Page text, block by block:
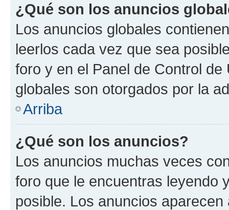
¿Qué son los anuncios
Los anuncios globales
leerlos cada vez que sea
foro y en el Panel de Control
globales son otorgados por la
Arriba
¿Qué son los anuncios?
Los anuncios muchas veces
foro que le encuentras leyendo
posible. Los anuncios